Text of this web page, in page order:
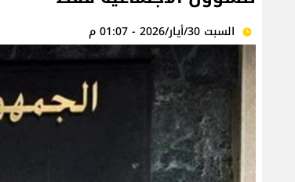
السبت 30/أيار/2026 - 01:07 م